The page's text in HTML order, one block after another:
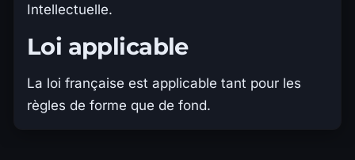
Intellectuelle.
Loi applicable
La loi française est applicable tant pour les
règles de forme que de fond.